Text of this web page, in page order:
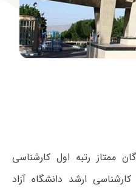
ممتاز رتبه اول کارشناسی
ارشد دانشگاه آزاد